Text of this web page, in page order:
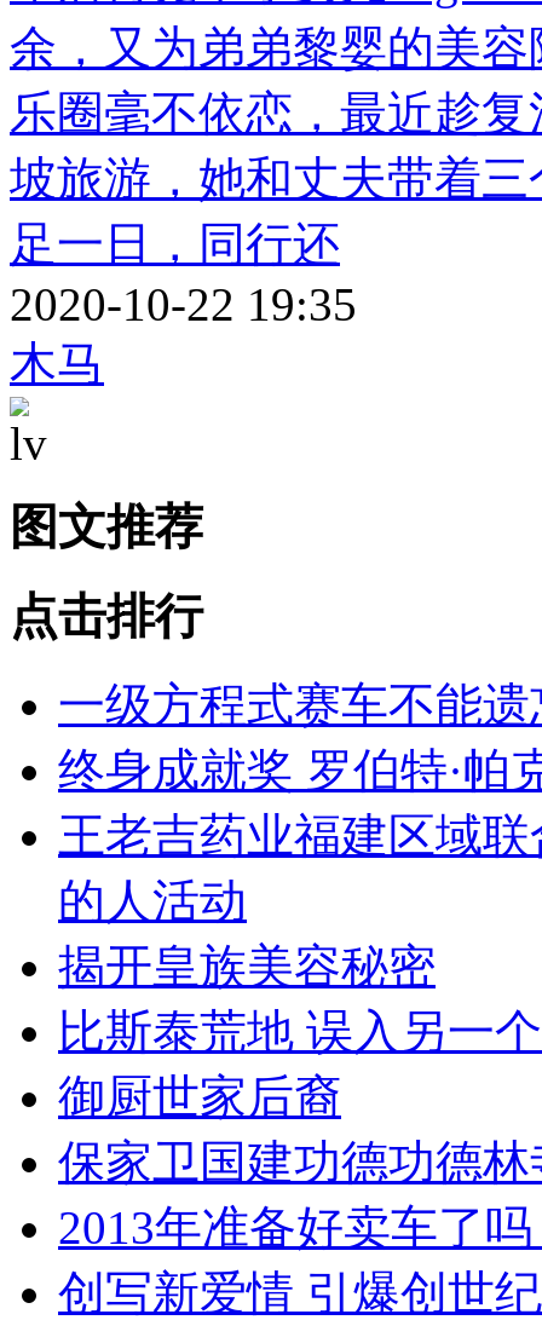
余，又为弟弟黎婴的美
乐圈毫不依恋，最近趁
坡旅游，她和丈夫带着
足一日，同行还
2020-10-22 19:35
木马
图文推荐
点击排行
一级方程式赛车不能
终身成就奖 罗伯特·帕
王老吉药业福建区域
的人活动
揭开皇族美容秘密
比斯泰荒地 误入另一
御厨世家后裔
保家卫国建功德功德林
2013年准备好卖车了
创写新爱情 引爆创世